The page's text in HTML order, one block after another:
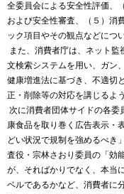
全委員会による安全性評価、
および安全性審査、（５）消
ック項目やその観点などにつ
また、消費者庁は、ネット
文検索システムを用い、ガン
健康増進法に基づき、不適切
正・削除等の対応を講じるよ
次に消費者団体サイドの各委
康食品を取り巻く広告表示・
どい状況で規制を強めるべき
査役・宗林さおり委員の「効
が、そればかりでなく、本当
ベルであるかなど、消費者に